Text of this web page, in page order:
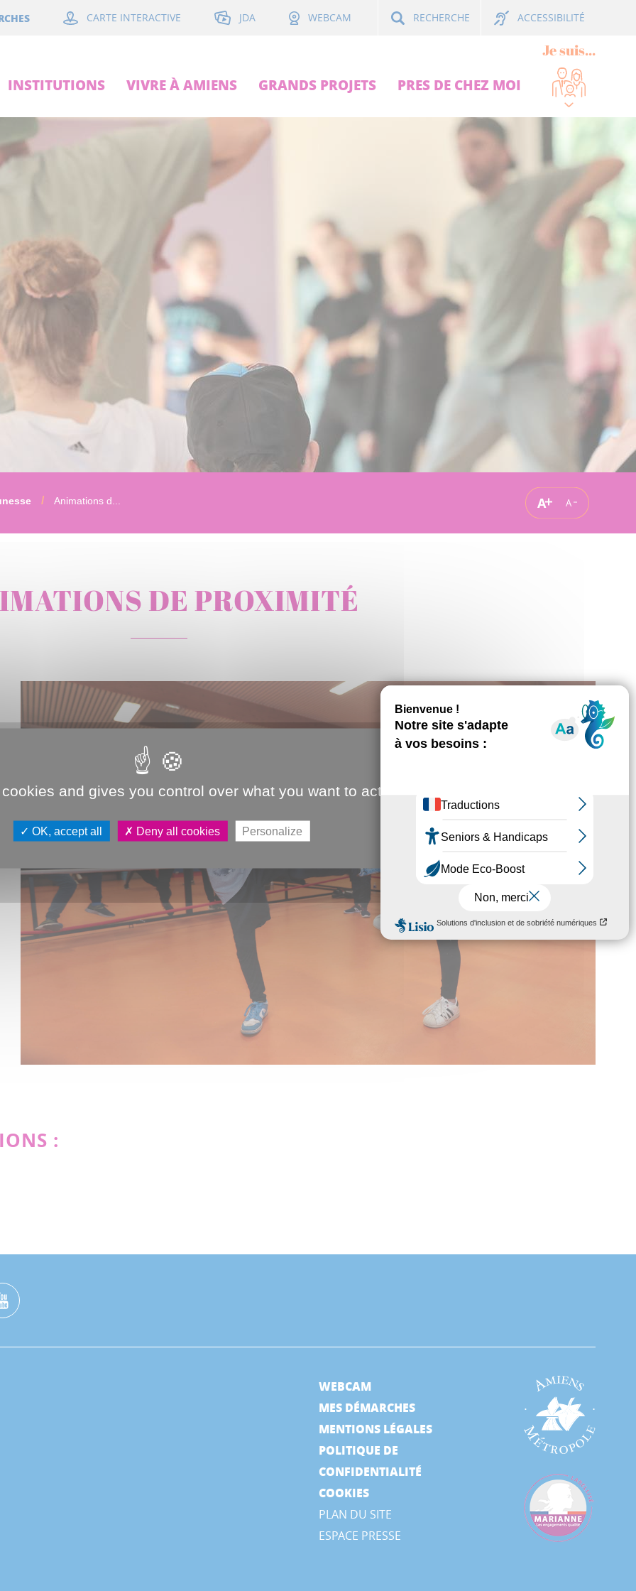
CARTE INTERACTIVE JDA WEBCAM RECHERCHE ACCESSIBILITÉ
INSTITUTIONS VIVRE À AMIENS GRANDS PROJETS PRES DE CHEZ MOI
Je suis...
Animations d... A A
DE PROXIMITÉ
:
WEBCAM
MES DÉMARCHES
MENTIONS LÉGALES
POLITIQUE DE
CONFIDENTIALITÉ
COOKIES
PLAN DU SITE
ESPACE PRESSE
and gives you control over what you want to activate
OK, accept all Deny all cookies Personalize